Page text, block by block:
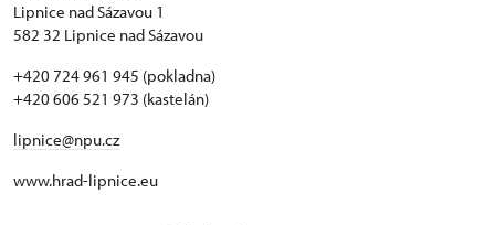
Lipnice nad Sázavou 1
582 32 Lipnice nad Sázavou
+420 724 961 945 (pokladna)
+420 606 521 973 (kastelán)
lipnice@npu.cz
www.hrad-lipnice.eu